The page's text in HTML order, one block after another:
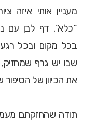
מעניין אותי איזה
“כלא”. דף לבן עם
בכל מקום ובכל
שבו יש גרף שמחזיק,
את הכיוון של הסיפור
תודה שהחזקתם